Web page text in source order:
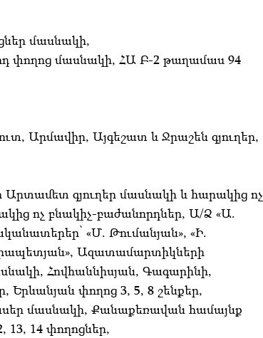
մասնակի,
փողոց մասնակի, ՀԱ Բ-2 թաղամաս 94
Արմավիր, Այգեշատ և Ջրաշեն գյուղեր,
Արտամետ գյուղեր մասնակի և հարակից ոչ
ոչ բնակիչ-բաժանորդներ, Ա/Ձ «Ա.
«Մ. Թումանյան», «Ի.
Ազատամարտիկների
Հովհաննիսյան, Գագարինի,
Երևանյան փողոց 3, 5, 8 շենքեր,
մասնակի, Քանաքեռավան համայնք
13, 14 փողոցներ,